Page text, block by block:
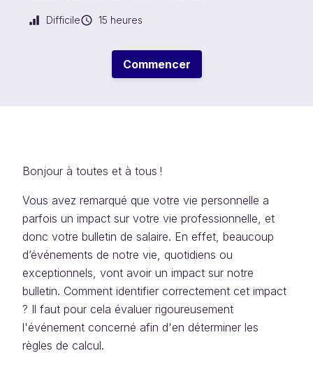
Difficile 15 heures
Commencer
Bonjour à toutes et à tous !
Vous avez remarqué que votre vie personnelle a
parfois un impact sur votre vie professionnelle, et
donc votre bulletin de salaire. En effet, beaucoup
d’événements de notre vie, quotidiens ou
exceptionnels, vont avoir un impact sur notre
bulletin. Comment identifier correctement cet impact
? Il faut pour cela évaluer rigoureusement
l'événement concerné afin d'en déterminer les
règles de calcul.